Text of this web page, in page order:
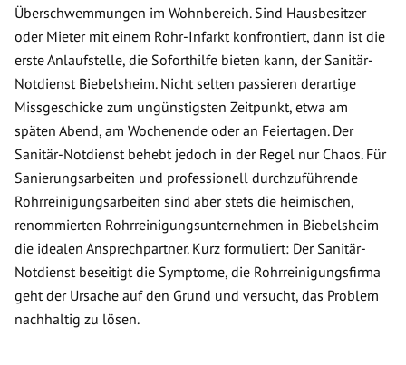
Überschwemmungen im Wohnbereich. Sind Hausbesitzer
oder Mieter mit einem Rohr-Infarkt konfrontiert, dann ist die
erste Anlaufstelle, die Soforthilfe bieten kann, der Sanitär-
Notdienst Biebelsheim. Nicht selten passieren derartige
Missgeschicke zum ungünstigsten Zeitpunkt, etwa am
späten Abend, am Wochenende oder an Feiertagen. Der
Sanitär-Notdienst behebt jedoch in der Regel nur Chaos. Für
Sanierungsarbeiten und professionell durchzuführende
Rohrreinigungsarbeiten sind aber stets die heimischen,
renommierten Rohrreinigungsunternehmen in Biebelsheim
die idealen Ansprechpartner. Kurz formuliert: Der Sanitär-
Notdienst beseitigt die Symptome, die Rohrreinigungsfirma
geht der Ursache auf den Grund und versucht, das Problem
nachhaltig zu lösen.